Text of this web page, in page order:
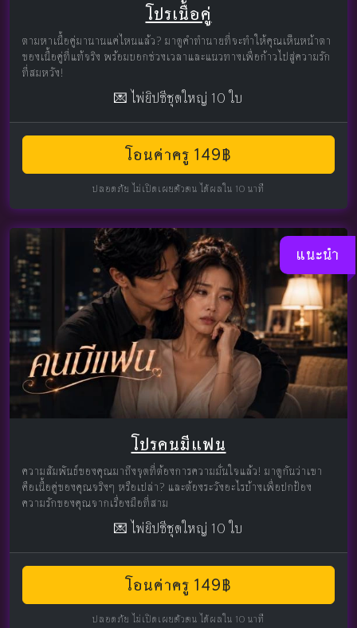
โปรเนื้อคู่
ตามหาเนื้อคู่มานานแค่ไหนแล้ว? มาดูคำทำนายที่จะทำให้คุณเห็นหน้าตา
ของเนื้อคู่ที่แท้จริง พร้อมบอกช่วงเวลาและแนวทางเพื่อก้าวไปสู่ความรัก
ที่สมหวัง!
💌 ไพ่ยิปซีชุดใหญ่ 10 ใบ
โอนค่าครู 149฿
ปลอดภัย ไม่เปิดเผยตัวตน ได้ผลใน 10 นาที
แนะนำ
โปรคนมีแฟน
ความสัมพันธ์ของคุณมาถึงจุดที่ต้องการความมั่นใจแล้ว! มาดูกันว่าเขา
คือเนื้อคู่ของคุณจริงๆ หรือเปล่า? และต้องระวังอะไรบ้างเพื่อปกป้อง
ความรักของคุณจากเรื่องมือที่สาม
💌 ไพ่ยิปซีชุดใหญ่ 10 ใบ
โอนค่าครู 149฿
ปลอดภัย ไม่เปิดเผยตัวตน ได้ผลใน 10 นาที